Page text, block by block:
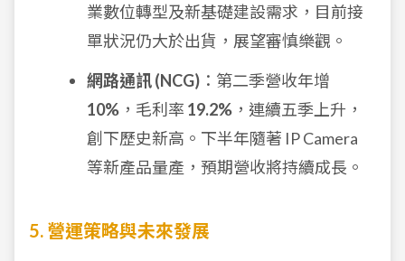
業數位轉型及新基礎建設需求，目前接
單狀況仍大於出貨，展望審慎樂觀。
網路通訊 (NCG) ：第二季營收年增
10% ，毛利率 19.2% ，連續五季上升，
創下歷史新高。下半年隨著 IP Camera
等新產品量產，預期營收將持續成長。
5. 營運策略與未來發展